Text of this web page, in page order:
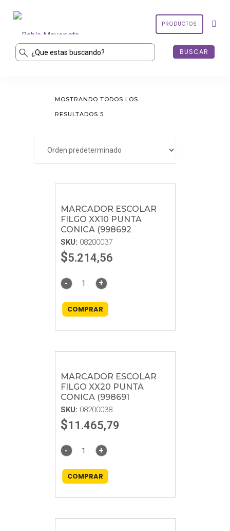
PRODUCTOS
CONTACTO
CARRITO
MOSTRANDO TODOS LOS
RESULTADOS 5
MARCADOR ESCOLAR
FILGO XX10 PUNTA
CONICA (998692
SKU: 08200037
$5.214,56
- +
COMPRAR
MARCADOR ESCOLAR
FILGO XX20 PUNTA
CONICA (998691
SKU: 08200038
$11.465,79
- +
COMPRAR